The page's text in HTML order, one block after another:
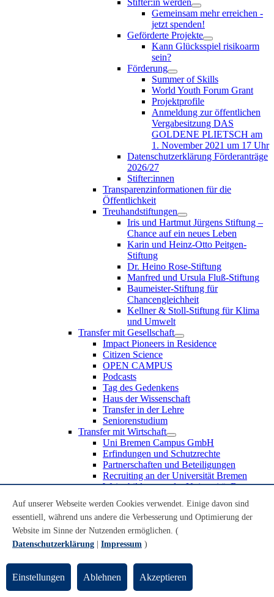
Gemeinsam mehr erreichen -
jetzt spenden!
Geförderte Projekte
Kann Glücksspiel risikoarm
sein?
Förderung
Summer of Skills
World Youth Forum Grant
Projektprofile
Anmeldung zur öffentlichen
Vergabesitzung DAS
GOLDENE PLIETSCH am
1. November 2021 um 17 Uhr
Datenschutzerklärung Förderanträge
2026/27
Stifter:innen
Transparenzinformationen für die
Öffentlichkeit
Treuhandstiftungen
Iris und Hartmut Jürgens Stiftung –
Chance auf ein neues Leben
Karin und Heinz-Otto Peitgen-
Stiftung
Dr. Heino Rose-Stiftung
Manfred und Ursula Fluß-Stiftung
Baumeister-Stiftung für
Chancengleichheit
Kellner & Stoll-Stiftung für Klima
und Umwelt
Transfer mit Gesellschaft
Impact Pioneers in Residence
Citizen Science
OPEN CAMPUS
Podcasts
Tag des Gedenkens
Haus der Wissenschaft
Transfer in der Lehre
Seniorenstudium
Transfer mit Wirtschaft
Uni Bremen Campus GmbH
Erfindungen und Schutzrechte
Partnerschaften und Beteiligungen
Recruiting an der Universität Bremen
Weiterbildung an der Universität Bremen
Schülerinnen und Schüler
MINT-Schnupperstudium
Schulklassen
Lehrkräfte
UniTransfer - Servicestelle für Transferaktivitäten
Transfermagazin der Universität Bremen
Auf unserer Webseite werden Cookies verwendet. Einige davon sind
essentiell, während uns andere die Verbesserung und Optimierung der
Website im Sinne der Nutzenden ermöglichen. (
Datenschutzerklärung
Impressum )
Einstellungen Ablehnen Akzeptieren